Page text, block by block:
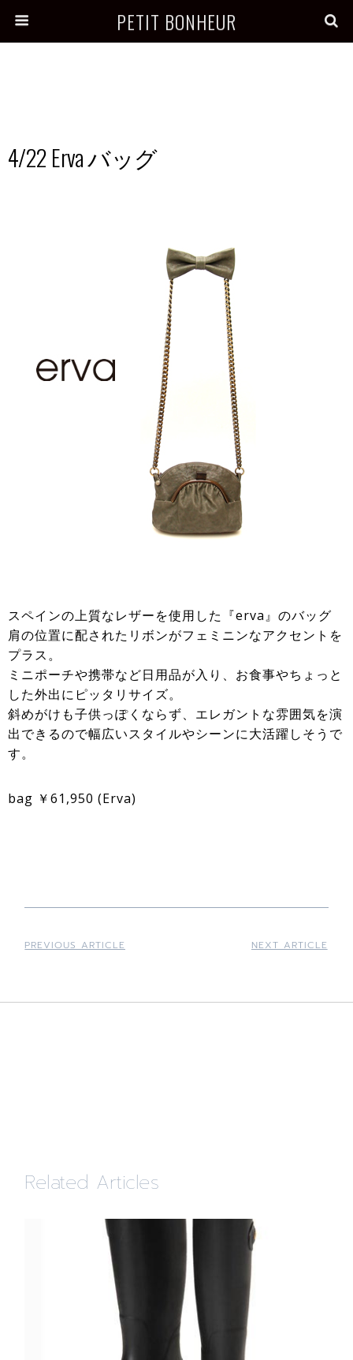
PETIT BONHEUR
4/22 Erva バッグ
スペインの上質なレザーを使用した『erva』のバッグ
肩の位置に配されたリボンがフェミニンなアクセントを
プラス。
ミニポーチや携帯など日用品が入り、お食事やちょっと
した外出にピッタリサイズ。
斜めがけも子供っぽくならず、エレガントな雰囲気を演
出できるので幅広いスタイルやシーンに大活躍しそうで
す。
bag ￥61,950 (Erva)
PREVIOUS ARTICLE NEXT ARTICLE
Related Articles